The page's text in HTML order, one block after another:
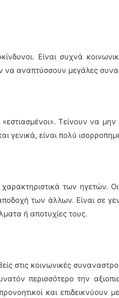
Είναι συχνά
αναπτύσσουν μεγάλες
«εστιασμένοι». Τείνουν να
γενικά, είναι πολύ
των ηγετών.
των άλλων. Είναι σε
ή αποτυχίες τους.
στις κοινωνικές
περισσότερο την
προνοητικοί και